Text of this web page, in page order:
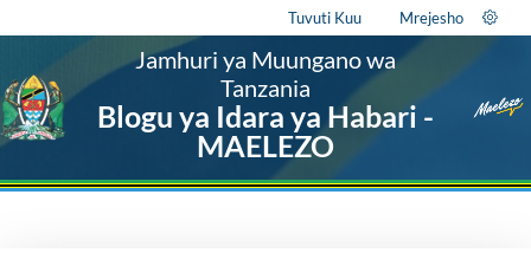
Tuvuti Kuu Mrejesho
Jamhuri ya Muungano wa
Tanzania
Blogu ya Idara ya Habari -
MAELEZO